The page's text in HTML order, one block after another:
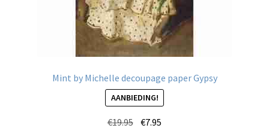
Mint by Michelle decoupage paper Gypsy
AANBIEDING!
€19.95 Oorspronkelijke
€7.95